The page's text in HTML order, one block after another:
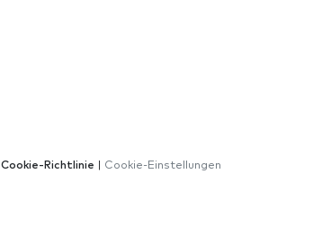
Cookie-Richtlinie Cookie-Einstellungen